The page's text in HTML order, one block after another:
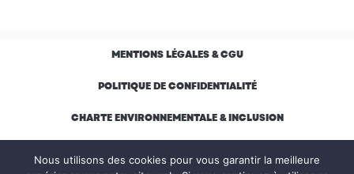
MENTIONS LÉGALES & CGU
POLITIQUE DE CONFIDENTIALITÉ
CHARTE ENVIRONNEMENTALE & INCLUSION
Nous utilisons des cookies pour vous garantir la meilleure